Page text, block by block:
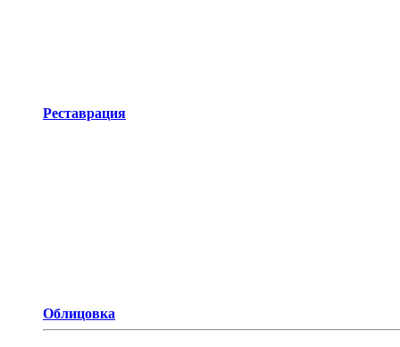
Реставрация
Облицовка